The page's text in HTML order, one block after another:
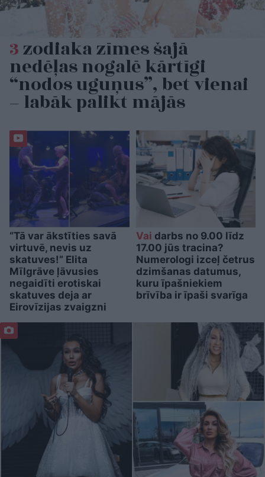
3zodiaka zīmes šajā
nedēļas nogalē kārtīgi
“nodos uguņus”, bet vienai
– labāk palikt mājās
“Tā var ākstīties savā
virtuvē, nevis uz
skatuves!” Elita
Mīlgrāve ļāvusies
negaidīti erotiskai
skatuves deja ar
Eirovīzijas zvaigzni
Vai darbs no 9.00 līdz
17.00 jūs tracina?
Numerologi izceļ četrus
dzimšanas datumus,
kuru īpašniekiem
brīvība ir īpaši svarīga